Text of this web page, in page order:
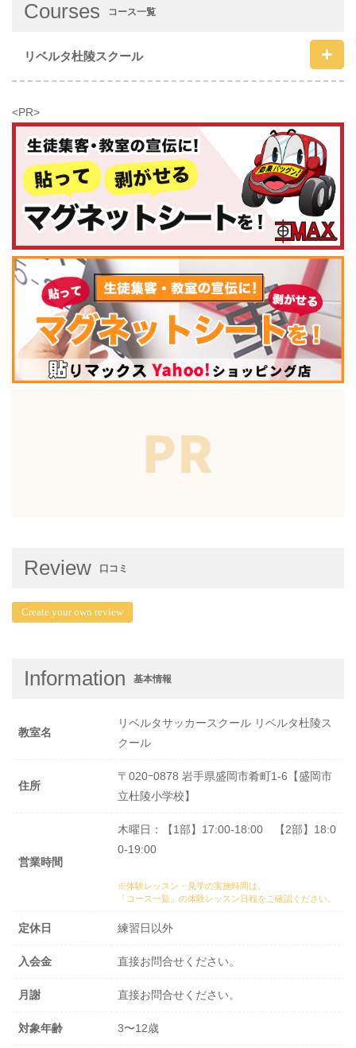
Courses コース一覧
リベルタ杜陵スクール
<PR>
Review 口コミ
Create your own review
Information 基本情報
教室名
リベルタサッカースクール リベルタ杜陵ス
クール
住所
〒020ｰ0878 岩手県盛岡市肴町1-6【盛岡市
立杜陵小学校】
営業時間
木曜日：【1部】17:00-18:00 【2部】18:0
0-19:00
※体験レッスン・見学の実施時間は、
「コース一覧」の体験レッスン日程をご確認ください。
定休日 練習日以外
入会金 直接お問合せください。
月謝 直接お問合せください。
対象年齢 3〜12歳